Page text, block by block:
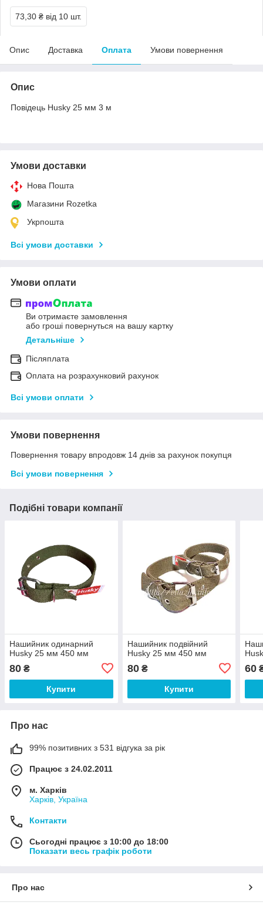
73,30 ₴ від 10 шт.
Опис Доставка Оплата Умови повернення
Опис
Повідець Husky 25 мм 3 м
Умови доставки
Нова Пошта
Магазини Rozetka
Укрпошта
Всі умови доставки
Умови оплати
Ви отримаєте замовлення
або гроші повернуться на вашу картку
Детальніше
Післяплата
Оплата на розрахунковий рахунок
Всі умови оплати
Умови повернення
Повернення товару впродовж 14 днів за рахунок покупця
Всі умови повернення
Подібні товари компанії
Нашийник одинарний
Husky 25 мм 450 мм
80 ₴
Купити
Нашийник подвійний
Husky 25 мм 450 мм
80₴
Купити
60
Про нас
99% позитивних з 531 відгука за рік
Працює з 24.02.2011
м. Харків
Харків, Україна
Контакти
Сьогодні працює з 10:00 до 18:00
Показати весь графік роботи
Про нас